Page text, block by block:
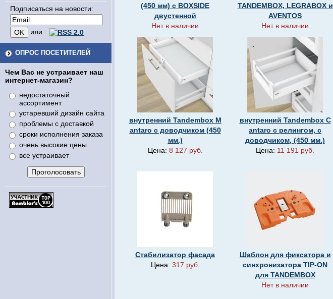
Подписаться на новости:
или
ОПРОС ПОСЕТИТЕЛЕЙ
Чем Вас не устраивает наш
интернет-магазин?
недостаточный
ассортимент
устаревший дизайн сайта
проблемы с доставкой
сроки исполнения заказа
очень высокие цены
все устраивает
(450 мм) с BOXSIDE
двустенной
Нет в наличии
TANDEMBOX, LEGRABOX и
AVENTOS
Нет в наличии
внутренний Tandembox M
antaro с доводчиком (450
мм.)
Цена: 8 127 руб.
внутренний Tandembox C
antaro с релингом, с
доводчиком, (450 мм.)
Цена: 11 191 руб.
Стабилизатор фасада
Цена: 317 руб.
Шаблон для фиксатора и
синхронизатора TIP-ON
для TANDEMBOX
Нет в наличии